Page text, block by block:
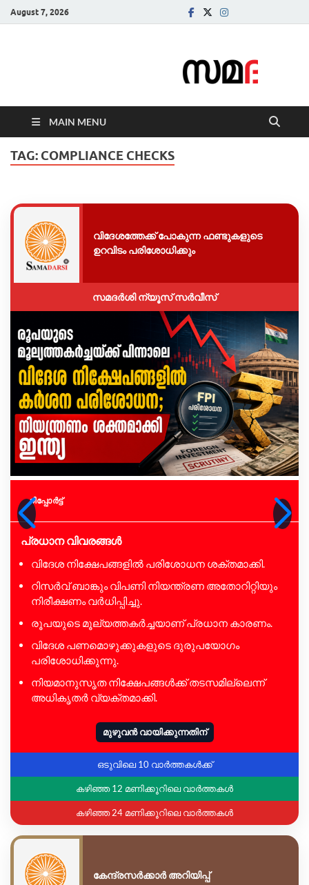
August 7, 2026
MAIN MENU
TAG: COMPLIANCE CHECKS
വിദേശത്തേക്ക് പോകുന്ന ഫണ്ടുകളുടെ
ഉറവിടം പരിശോധിക്കും
സമദർശി ന്യൂസ് സർവീസ്
റിപ്പോര്‍ട്ട്
പ്രധാന വിവരങ്ങൾ
വിദേശ നിക്ഷേപങ്ങളിൽ പരിശോധന ശക്തമാക്കി.
റിസർവ് ബാങ്കും വിപണി നിയന്ത്രണ അതോറിറ്റിയും
നിരീക്ഷണം വർധിപ്പിച്ചു.
രൂപയുടെ മൂല്യത്തകർച്ചയാണ് പ്രധാന കാരണം.
വിദേശ പണമൊഴുക്കുകളുടെ ദുരുപയോഗം
പരിശോധിക്കുന്നു.
നിയമാനുസൃത നിക്ഷേപങ്ങൾക്ക് തടസമില്ലെന്ന്
അധികൃതർ വ്യക്തമാക്കി.
മുഴുവൻ വായിക്കുന്നതിന്
ഒടുവിലെ 10 വാർത്തകൾക്ക്
കഴിഞ്ഞ 12 മണിക്കൂറിലെ വാർത്തകൾ
കഴിഞ്ഞ 24 മണിക്കൂറിലെ വാർത്തകൾ
കേന്ദ്രസർക്കാർ അറിയിപ്പ്